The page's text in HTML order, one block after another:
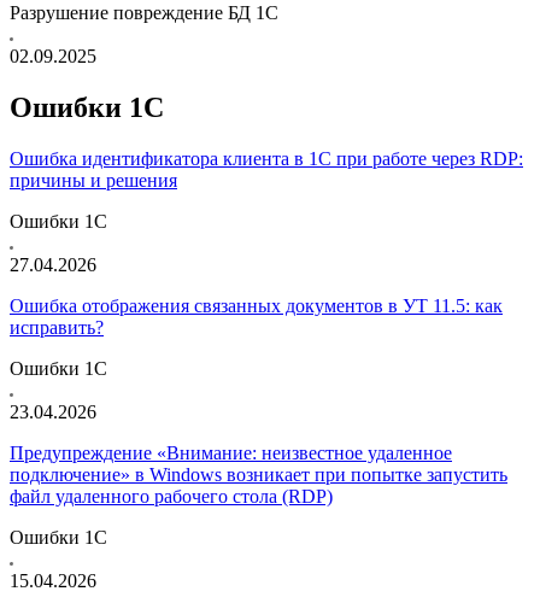
Разрушение повреждение БД 1С
02.09.2025
Ошибки 1С
Ошибка идентификатора клиента в 1С при работе через RDP:
причины и решения
Ошибки 1С
27.04.2026
Ошибка отображения связанных документов в УТ 11.5: как
исправить?
Ошибки 1С
23.04.2026
Предупреждение «Внимание: неизвестное удаленное
подключение» в Windows возникает при попытке запустить
файл удаленного рабочего стола (RDP)
Ошибки 1С
15.04.2026